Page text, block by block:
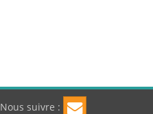
Nous suivre :